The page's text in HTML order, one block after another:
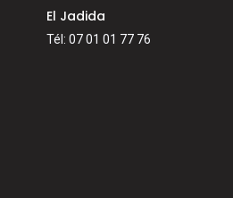
El Jadida
Tél: 07 01 01 77 76